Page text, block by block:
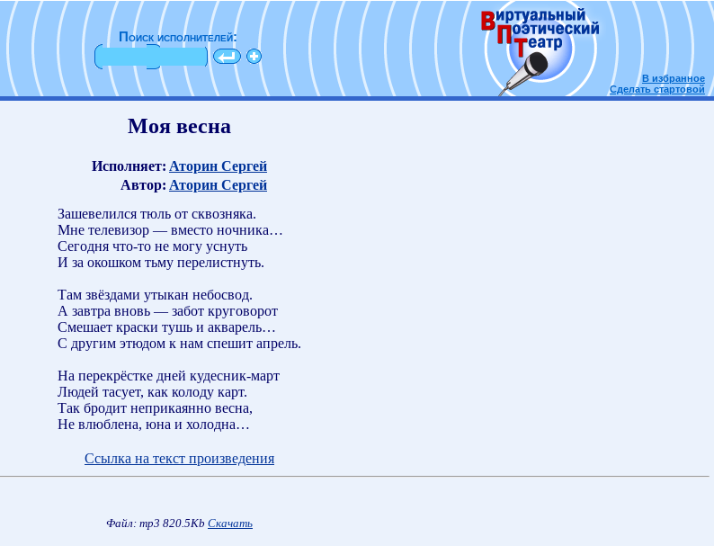
Поиск исполнителей:
В избранное
Сделать стартовой
Моя весна
Исполняет: Аторин Сергей
Автор: Аторин Сергей
Зашевелился тюль от сквозняка.
Мне телевизор — вместо ночника…
Сегодня что-то не могу уснуть
И за окошком тьму перелистнуть.
Там звёздами утыкан небосвод.
А завтра вновь — забот круговорот
Смешает краски тушь и акварель…
С другим этюдом к нам спешит апрель.
На перекрёстке дней кудесник-март
Людей тасует, как колоду карт.
Так бродит неприкаянно весна,
Не влюблена, юна и холодна…
Ссылка на текст произведения
Файл: mp3 820.5Kb Скачать